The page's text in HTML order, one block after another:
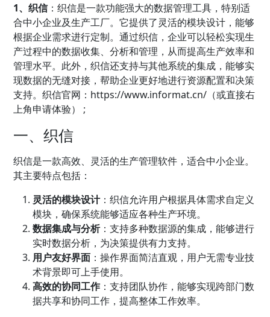
1、织信：织信是一款功能强大的数据管理工具，特别适
合中小企业及生产工厂。它提供了灵活的模块设计，能够
根据企业需求进行定制。通过织信，企业可以轻松实现生
产过程中的数据收集、分析和管理，从而提高生产效率和
管理水平。此外，织信还支持与其他系统的集成，能够实
现数据的无缝对接，帮助企业更好地进行资源配置和决策
支持。织信官网： https://www.informat.cn/（或直接右
上角申请体验） ;
一、织信
织信是一款高效、灵活的生产管理软件，适合中小企业。
其主要特点包括：
灵活的模块设计：织信允许用户根据具体需求自定义
模块，确保系统能够适应各种生产环境。
数据集成与分析：支持多种数据源的集成，能够进行
实时数据分析，为决策提供有力支持。
用户友好界面 ：操作界面简洁直观，用户无需专业技
术背景即可上手使用。
高效的协同工作：支持团队协作，能够实现跨部门数
据共享和协同工作，提高整体工作效率。